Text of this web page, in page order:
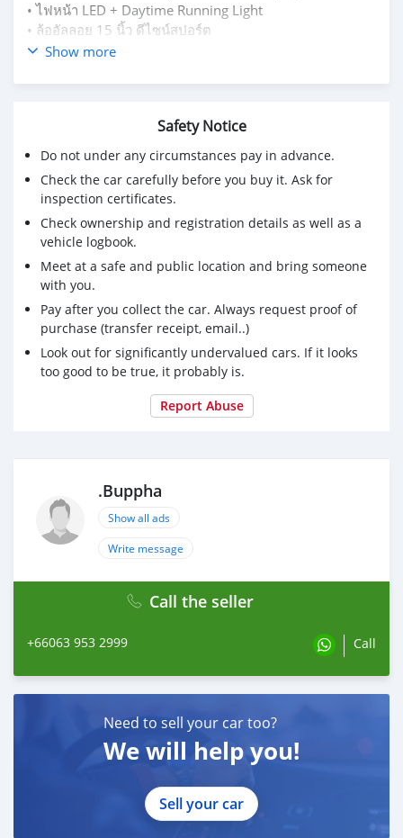
• ไฟหน้า LED + Daytime Running Light
• ล้ออัลลอย 15 นิ้ว ดีไซน์สปอร์ต
• จอสัมผัสขนาด 6.7นิ้ว + Apple CarPlay / Android Auto
• เบาะหนังสลับผ้า + เดินด้ายตัดสีน้ำตาล
• ถุงลมนิรภัยรอบคัน 6 ใบ
📍ดูรถได้ที่ มาริโอ้มอเตอร์
📞 ติดต่อคุณฟ้า : 0639532999
🌐 ดูรถเพิ่มเติม : www.mariomotor.net
Show more
Safety Notice
Do not under any circumstances pay in advance.
Check the car carefully before you buy it. Ask for
inspection certificates.
Check ownership and registration details as well as a
vehicle logbook.
Meet at a safe and public location and bring someone
with you.
Pay after you collect the car. Always request proof of
purchase (transfer receipt, email..)
Look out for significantly undervalued cars. If it looks
too good to be true, it probably is.
Report Abuse
.Buppha
Show all ads
Write message
Call the seller
+66063 953 2999 Call
Need to sell your car too?
We will help you!
Sell your car